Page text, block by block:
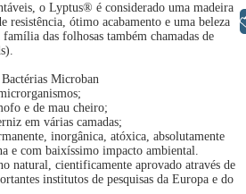
o Lyptus® é considerado uma madeira
resistência, ótimo acabamento e uma beleza
das folhosas também chamadas de
Microban
e de mau cheiro;
em várias camadas;
inorgânica, atóxica, absolutamente
e com baixíssimo impacto ambiental.
natural, cientificamente aprovado através de
institutos de pesquisas da Europa e do
Libras